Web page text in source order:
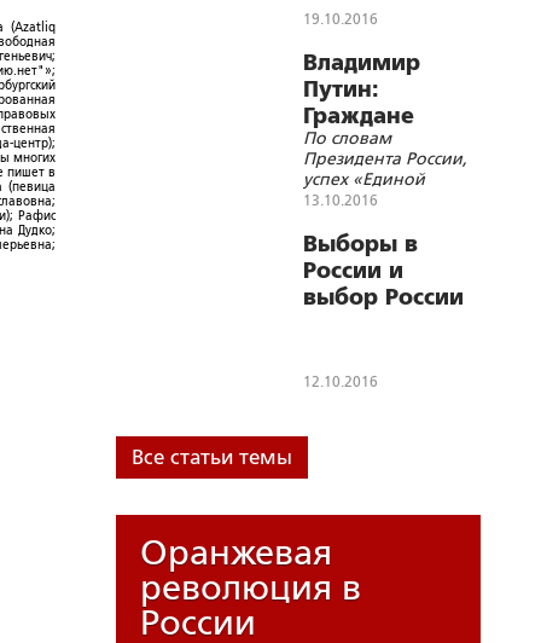
(Azatliq
центр);
многих
пишет в
(певица
Рафис
Дудко;
19.10.2016
Владимир
Путин:
Граждане
доверяют
нашей
политике
По словам
Президента России,
успех «Единой
России» на выборах
свидетельствует о
консолидации
российского
общества
13.10.2016
Выборы в
России и
выбор России
12.10.2016
Все статьи темы
Оранжевая
революция в
России